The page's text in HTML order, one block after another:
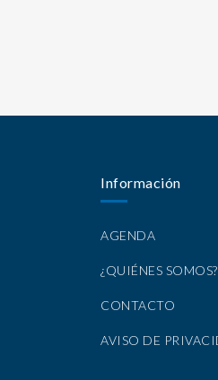
Información
AGENDA
¿QUIÉNES SOMOS?
CONTACTO
AVISO DE